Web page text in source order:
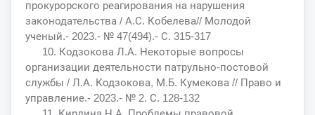
прокурорского реагирования на нарушения
законодательства / А.С. Кобелева// Молодой
ученый.- 2023.- № 47(494).- С. 315-317
10. Кодзокова Л.А. Некоторые вопросы
организации деятельности патрульно-постовой
службы / Л.А. Кодзокова, М.Б. Кумекова // Право и
управление.- 2023.- № 2. С. 128-132